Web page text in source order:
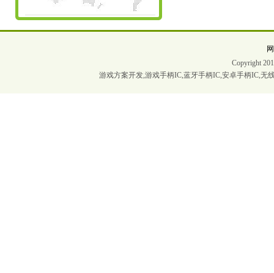
Copyright
游戏方案开发,游戏手柄IC,蓝牙手柄IC,安卓手柄IC,无